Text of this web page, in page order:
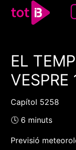
00:00
EL
Capítol 5258
🕓 6 minuts
Previsió